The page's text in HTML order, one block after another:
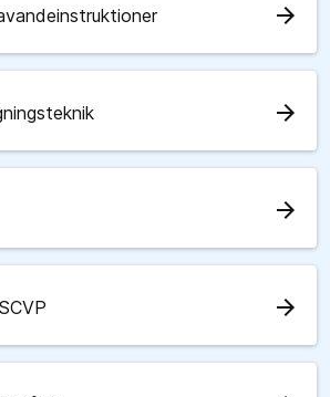
arrow_forward
arrow_forward
arrow_forward
arrow_forward